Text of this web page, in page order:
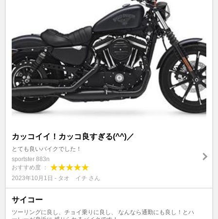
カッコイイ！カッコ良すぎる(^^)／
とても良いバイクでした！
sportster 883n
おすすめ度 ：
2023年10月1日 - タオ イチ さん
サイコー
ツーリングに良し、チョイ乗りに良し、 なんなら通勤にも良し！とハ